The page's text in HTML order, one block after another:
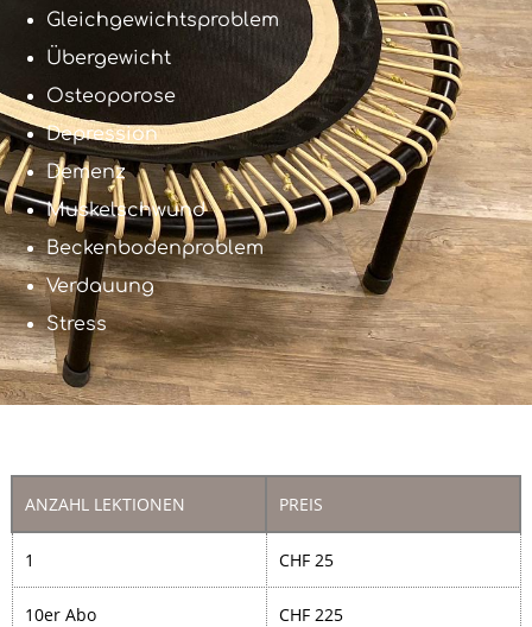
Gleichgewichtsproblem
Übergewicht
Osteoporose
Depression
Demenz
Muskelschwund
Beckenbodenproblem
Verdauung
Stress
ANZAHL LEKTIONEN PREIS
1 CHF 25
10er Abo CHF 225